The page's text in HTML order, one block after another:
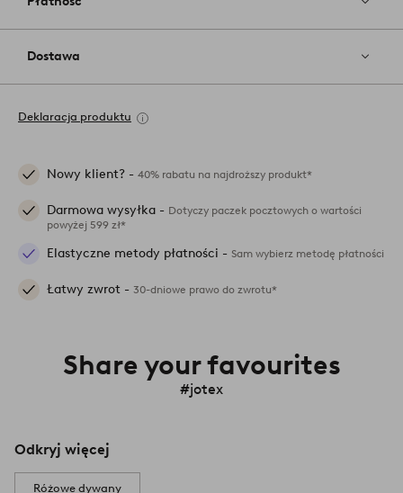
Dostawa
Deklaracja produktu
Nowy klient? - 40% rabatu na najdroższy produkt*
Darmowa wysyłka - Dotyczy paczek pocztowych o wartości
powyżej 599 zł*
Elastyczne metody płatności - Sam wybierz metodę płatności
Łatwy zwrot - 30-dniowe prawo do zwrotu*
Share your favourites
#jotex
Odkryj więcej
Różowe dywany